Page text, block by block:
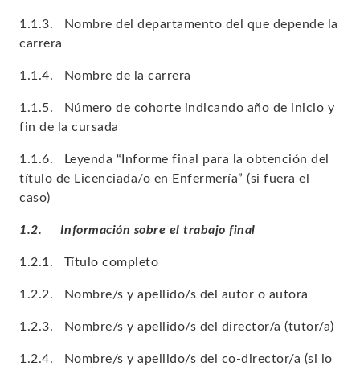
1.1.3. Nombre del departamento del que depende la
carrera
1.1.4. Nombre de la carrera
1.1.5. Número de cohorte indicando año de inicio y
fin de la cursada
1.1.6. Leyenda “Informe final para la obtención del
título de Licenciada/o en Enfermería” (si fuera el
caso)
1.2. Información sobre el trabajo final
1.2.1. Título completo
1.2.2. Nombre/s y apellido/s del autor o autora
1.2.3. Nombre/s y apellido/s del director/a (tutor/a)
1.2.4. Nombre/s y apellido/s del co-director/a (si lo